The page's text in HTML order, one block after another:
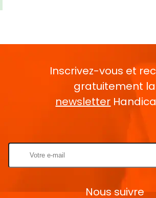
Inscrivez-vous et
gratuitement la
newsletter
Nous suivre